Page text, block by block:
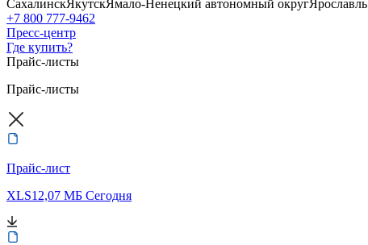
СахалинскЯкутскЯмало-Ненецкий автономный округЯрославль
+7 800 777-9462
Пресс-центр
Где купить?
Прайс-листы
Прайс-листы
Прайс-лист
XLS12,07 МБ Сегодня